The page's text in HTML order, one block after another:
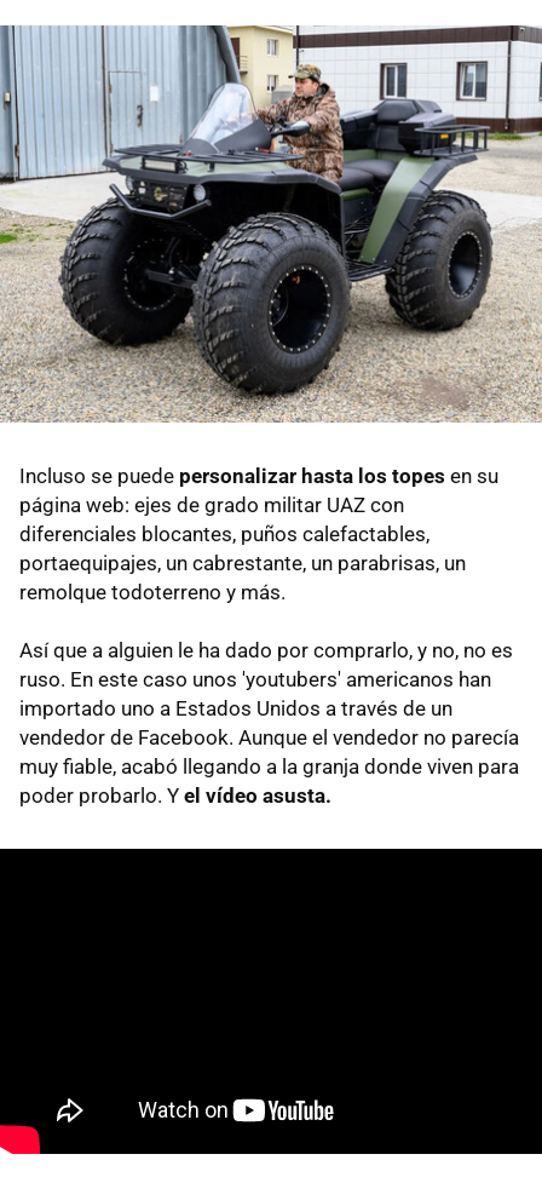
Incluso se puede personalizar hasta los topes en su
página web: ejes de grado militar UAZ con
diferenciales blocantes, puños calefactables,
portaequipajes, un cabrestante, un parabrisas, un
remolque todoterreno y más.
Así que a alguien le ha dado por comprarlo, y no, no es
ruso. En este caso unos 'youtubers' americanos han
importado uno a Estados Unidos a través de un
vendedor de Facebook. Aunque el vendedor no parecía
muy fiable, acabó llegando a la granja donde viven para
poder probarlo. Y el vídeo asusta.